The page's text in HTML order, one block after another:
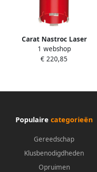
Carat Nastroc Laser
Droogboor 142X300Xm30
HDN1423005
1 webshop
€ 220,85
Populaire categorieën
Gereedschap
Klusbenodigdheden
Opruimen